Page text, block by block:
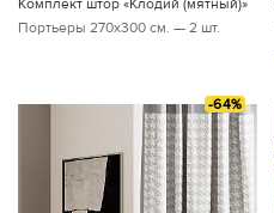
Комплект штор «Клодий (мятный)»
Портьеры 270х300 см. — 2 шт.
-64%